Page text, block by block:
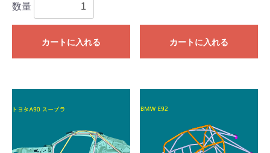
数量
カートに入れる カートに入れる